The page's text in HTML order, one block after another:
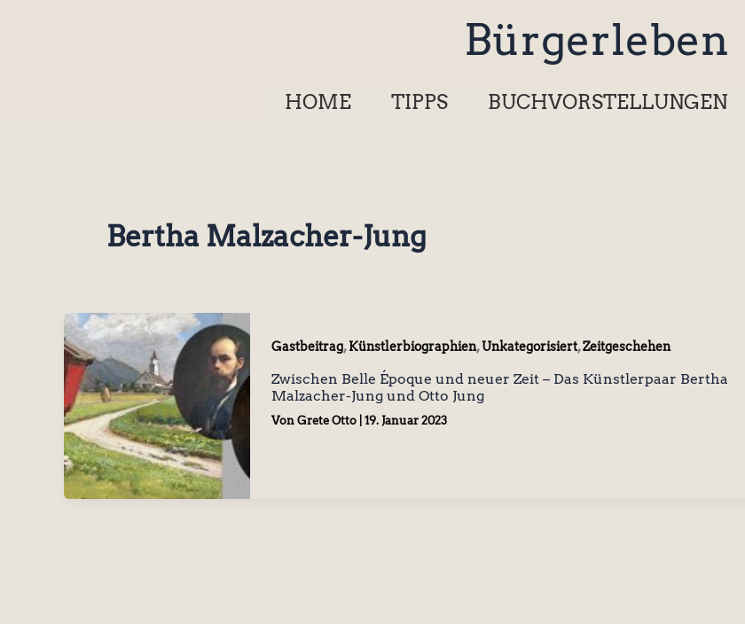
Bürgerleben
HOME TIPPS BUCHVORSTELLUNGEN
Bertha Malzacher-Jung
Gastbeitrag,Künstlerbiographien,Unkategorisiert,Zeitgeschehen
Zwischen Belle Époque und neuer Zeit – Das Künstlerpaar Bertha
Malzacher-Jung und Otto Jung
Von Grete Otto 19. Januar 2023